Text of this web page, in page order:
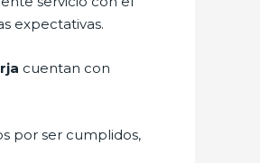
expectativas.
cuentan con
por ser cumplidos,